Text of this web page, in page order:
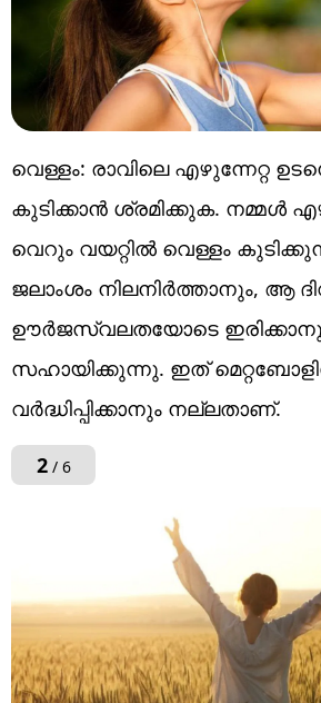
വെള്ളം: രാവിലെ എഴുന്നേറ്റ
കുടിക്കാൻ ശ്രമിക്കുക. നമ്മൾ
വെറും വയറ്റിൽ വെള്ളം
ജലാംശം നിലനിർത്താനും, ആ
ഊർജസ്വലതയോടെ
സഹായിക്കുന്നു. ഇത്
വർദ്ധിപ്പിക്കാനും നല്ലതാണ്.
2/ 6